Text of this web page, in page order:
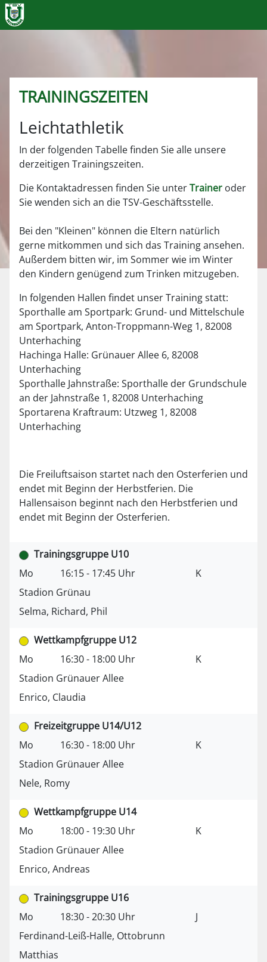
TRAININGSZEITEN
Leichtathletik
In der folgenden Tabelle finden Sie alle unsere
derzeitigen Trainingszeiten.
Die Kontaktadressen finden Sie unterTrainer oder
Sie wenden sich an die TSV-Geschäftsstelle.
Bei den "Kleinen" können die Eltern natürlich
gerne mitkommen und sich das Training ansehen.
Außerdem bitten wir, im Sommer wie im Winter
den Kindern genügend zum Trinken mitzugeben.
In folgenden Hallen findet unser Training statt:
Sporthalle am Sportpark: Grund- und Mittelschule
am Sportpark, Anton-Troppmann-Weg 1, 82008
Unterhaching
Hachinga Halle: Grünauer Allee 6, 82008
Unterhaching
Sporthalle Jahnstraße: Sporthalle der Grundschule
an der Jahnstraße 1, 82008 Unterhaching
Sportarena Kraftraum: Utzweg 1, 82008
Unterhaching
Die Freiluftsaison startet nach den Osterferien und
endet mit Beginn der Herbstferien. Die
Hallensaison beginnt nach den Herbstferien und
endet mit Beginn der Osterferien.
Trainingsgruppe U10
Mo
16:15 - 17:45 Uhr
K
Stadion Grünau
Selma, Richard, Phil
Wettkampfgruppe U12
Mo
16:30 - 18:00 Uhr
K
Stadion Grünauer Allee
Enrico, Claudia
Freizeitgruppe U14/U12
Mo
16:30 - 18:00 Uhr
K
Stadion Grünauer Allee
Nele, Romy
Wettkampfgruppe U14
Mo
18:00 - 19:30 Uhr
K
Stadion Grünauer Allee
Enrico, Andreas
Trainingsgruppe U16
Mo
18:30 - 20:30 Uhr
J
Ferdinand-Leiß-Halle, Ottobrunn
Matthias